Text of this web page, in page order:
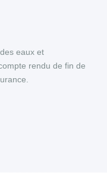
eaux et
rendu de fin de